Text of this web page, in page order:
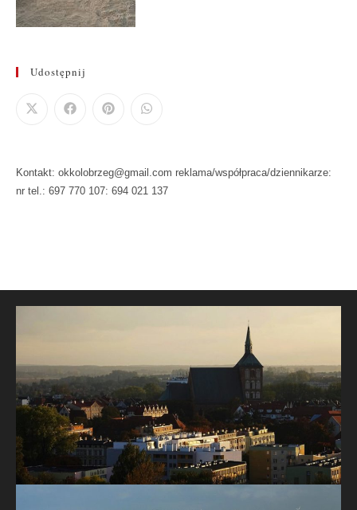
Udostępnij
Kontakt: okkolobrzeg@gmail.com reklama/współpraca/dziennikarze:
nr tel.: 697 770 107: 694 021 137